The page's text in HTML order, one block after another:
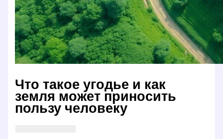
Что такое угодье и как
земля может приносить
пользу человеку